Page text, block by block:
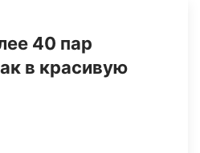
40 пар
в красивую